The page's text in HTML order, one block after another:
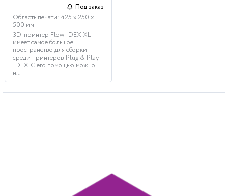
Под заказ
Область печати: 425 х 250 х
500 мм
3D-принтер Flow IDEX XL
имеет самое большое
пространство для сборки
среди принтеров Plug & Play
IDEX. С его помощью можно
н...